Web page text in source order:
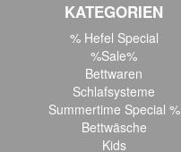
KATEGORIEN
% Hefel Special
%Sale%
Bettwaren
Schlafsysteme
Summertime Special %
Bettwäsche
Kids